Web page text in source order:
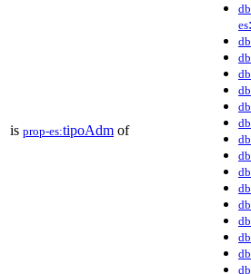
is prop-es:tipoAdm of
es